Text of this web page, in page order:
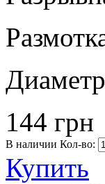
144 грн
В наличии Кол-во:
Купить